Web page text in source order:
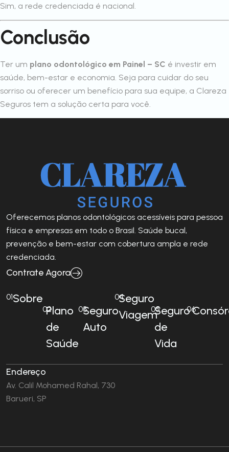
Sim, a rede credenciada é nacional.
Conclusão
Ter um plano odontológico em Painel – SC é investir em
saúde, bem-estar e economia. Seja para cuidar do seu
sorriso ou oferecer um benefício para sua equipe, a Clareza
Seguros tem a solução certa para você.
Oferecemos planos odontológicos acessíveis para pessoa
física e empresas em todo o Brasil. Saúde bucal,
prevenção e bem-estar com cobertura ampla e rede
credenciada.
Contrate Agora
01Sobre
02Plano
de
Saúde
03Seguro
Auto
04Seguro
Viagem
05Seguro
de
Vida
06
Endereço
Av. Calil Mohamed Rahal, 730
Barueri, SP